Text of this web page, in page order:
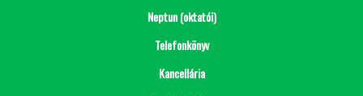
Neptun (oktatói)
Telefonkönyv
Kancellária